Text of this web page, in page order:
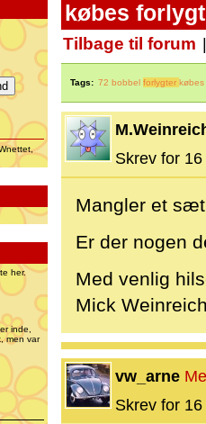
her.
inde,
men var
købes
Tilbage til forum
Tags: 72 bobbel forlygter købes
Skrev for
Mangler et
Er der nogen
Med venlig
Mick
vw_arne
Skrev for